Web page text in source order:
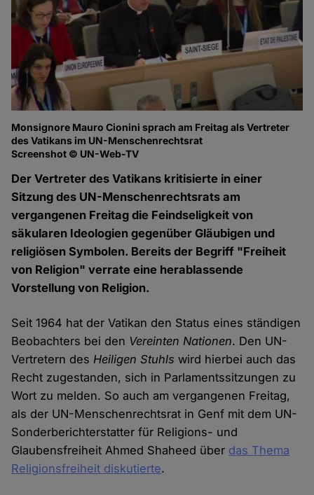
Monsignore Mauro Cionini sprach am Freitag als Vertreter
des Vatikans im UN-Menschenrechtsrat
Screenshot © UN-Web-TV
Der Vertreter des Vatikans kritisierte in einer
Sitzung des UN-Menschenrechtsrats am
vergangenen Freitag die Feindseligkeit von
säkularen Ideologien gegenüber Gläubigen und
religiösen Symbolen. Bereits der Begriff "Freiheit
von Religion" verrate eine herablassende
Vorstellung von Religion.
Seit 1964 hat der Vatikan den Status eines ständigen
Beobachters bei den Vereinten Nationen. Den UN-
Vertretern des Heiligen Stuhls wird hierbei auch das
Recht zugestanden, sich in Parlamentssitzungen zu
Wort zu melden. So auch am vergangenen Freitag,
als der UN-Menschenrechtsrat in Genf mit dem UN-
Sonderberichterstatter für Religions- und
Glaubensfreiheit Ahmed Shaheed über das Thema
Religionsfreiheit diskutierte.